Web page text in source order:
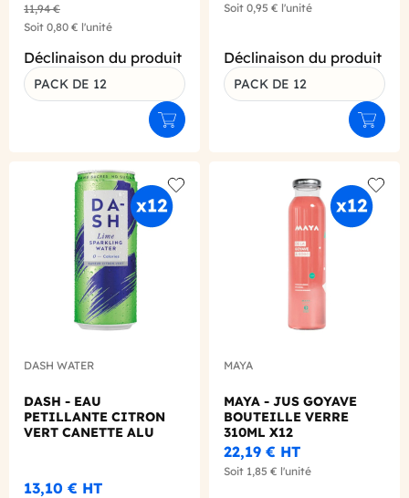
11,94 €
Soit 0,80 € l'unité
Déclinaison du produit
PACK DE 12
Ajouter au panier
Soit 0,95 € l'unité
Déclinaison du produit
PACK DE 12
Add to wishlist
DASH WATER
DASH - EAU
PETILLANTE CITRON
VERT CANETTE ALU
13,10 € HT
Add
MAYA
MAYA - JUS GOYAVE
BOUTEILLE VERRE
310ML X12
22,19 € HT
Soit 1,85 € l'unité